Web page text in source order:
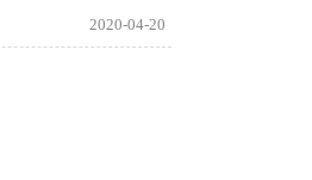
2020-04-20